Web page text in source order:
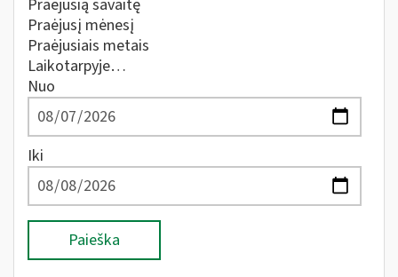
Praėjusią savaitę
Praėjusį mėnesį
Praėjusiais metais
Laikotarpyje…
Nuo
Iki
Paieška